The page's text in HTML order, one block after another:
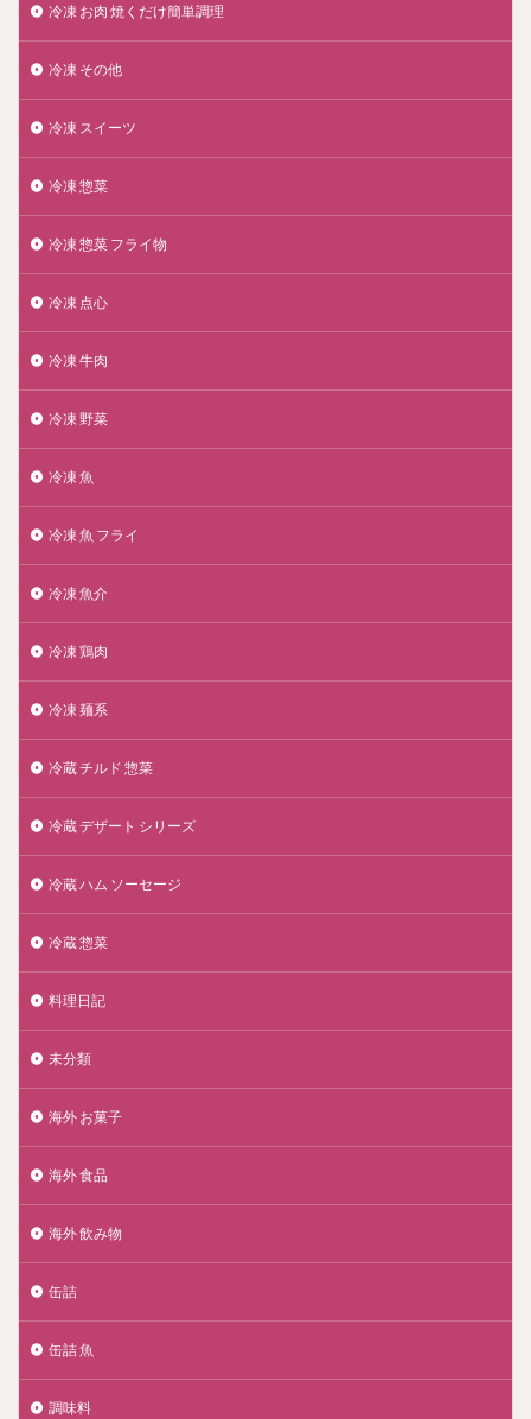
冷凍 お肉 焼くだけ簡単調理
冷凍 その他
冷凍 スイーツ
冷凍 惣菜
冷凍 惣菜 フライ物
冷凍 点心
冷凍 牛肉
冷凍 野菜
冷凍 魚
冷凍 魚 フライ
冷凍 魚介
冷凍 鶏肉
冷凍 麺系
冷蔵 チルド 惣菜
冷蔵 デザート シリーズ
冷蔵 ハム ソーセージ
冷蔵 惣菜
料理日記
未分類
海外 お菓子
海外 食品
海外 飲み物
缶詰
缶詰 魚
調味料